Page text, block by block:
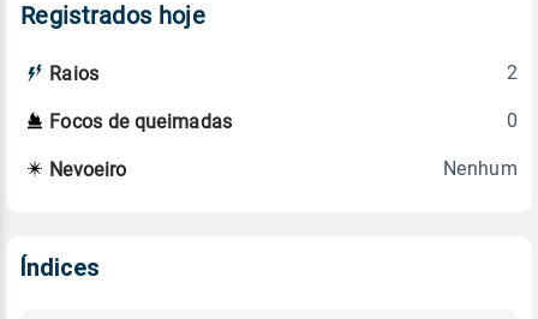
Registrados hoje
Raios 2
Focos de queimadas 0
Nevoeiro Nenhum
Índices